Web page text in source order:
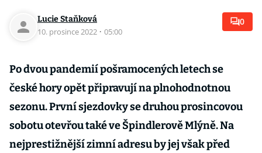
Lucie Staňková
10. prosince 2022 · 05:00
0
Po dvou pandemií pošramocených letech se
české hory opět připravují na plnohodnotnou
sezonu. První sjezdovky se druhou prosincovou
sobotu otevřou také ve Špindlerově Mlýně. Na
nejprestižnější zimní adresu by jej však před